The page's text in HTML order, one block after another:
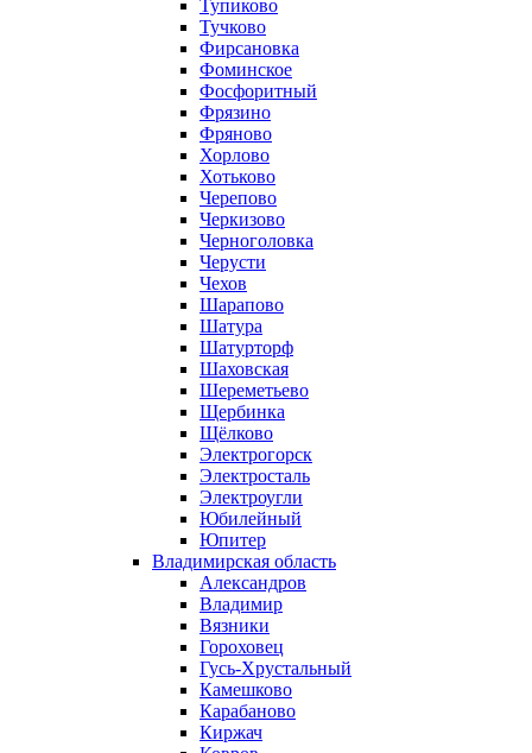
Тупиково
Тучково
Фирсановка
Фоминское
Фосфоритный
Фрязино
Фряново
Хорлово
Хотьково
Черепово
Черкизово
Черноголовка
Черусти
Чехов
Шарапово
Шатура
Шатурторф
Шаховская
Шереметьево
Щербинка
Щёлково
Электрогорск
Электросталь
Электроугли
Юбилейный
Юпитер
Владимирская область
Александров
Владимир
Вязники
Гороховец
Гусь-Хрустальный
Камешково
Карабаново
Киржач